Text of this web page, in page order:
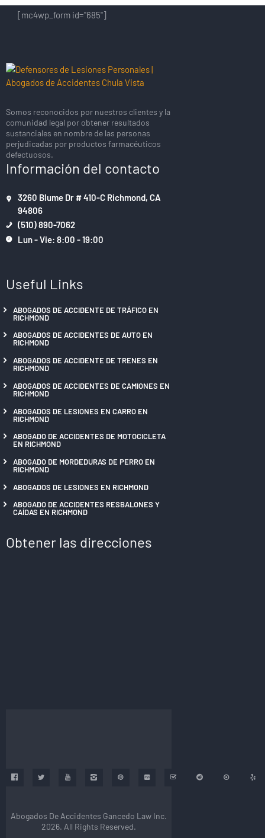
[mc4wp_form id="685"]
Somos reconocidos por nuestros clientes y la
comunidad legal por obtener resultados
sustanciales en nombre de las personas
perjudicadas por productos farmacéuticos
defectuosos.
Información del contacto
3260 Blume Dr # 410-C Richmond, CA
94806
(510) 890-7062
Lun - Vie: 8:00 - 19:00
Useful Links
ABOGADOS DE ACCIDENTE DE TRÁFICO EN
RICHMOND
ABOGADOS DE ACCIDENTES DE AUTO EN
RICHMOND
ABOGADOS DE ACCIDENTE DE TRENES EN
RICHMOND
ABOGADOS DE ACCIDENTES DE CAMIONES EN
RICHMOND
ABOGADOS DE LESIONES EN CARRO EN
RICHMOND
ABOGADO DE ACCIDENTES DE MOTOCICLETA
EN RICHMOND
ABOGADO DE MORDEDURAS DE PERRO EN
RICHMOND
ABOGADOS DE LESIONES EN RICHMOND
ABOGADO DE ACCIDENTES RESBALONES Y
CAÍDAS EN RICHMOND
Obtener las direcciones
Abogados De Accidentes Gancedo Law Inc.
2026. All Rights Reserved.